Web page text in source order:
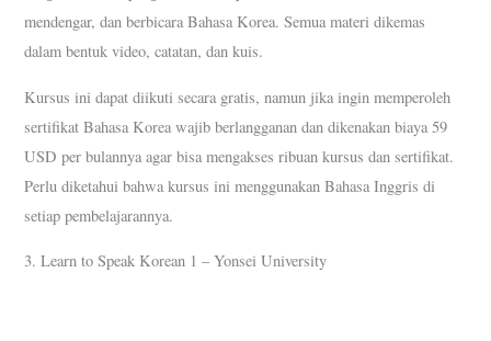
mendengar, dan berbicara Bahasa Korea. Semua materi dikemas
dalam bentuk video, catatan, dan kuis.
Kursus ini dapat diikuti secara gratis, namun jika ingin memperoleh
sertifikat Bahasa Korea wajib berlangganan dan dikenakan biaya 59
USD per bulannya agar bisa mengakses ribuan kursus dan sertifikat.
Perlu diketahui bahwa kursus ini menggunakan Bahasa Inggris di
setiap pembelajarannya.
3. Learn to Speak Korean 1 – Yonsei University